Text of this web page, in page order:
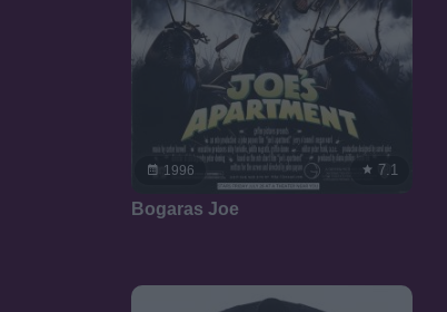
1996 7.1
Bogaras Joe